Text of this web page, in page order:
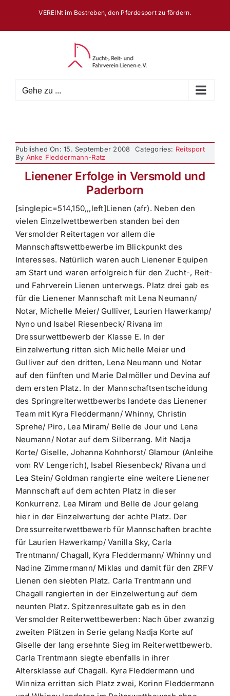
springen
VEREINt im Bestreben, den Pferdesport zu fördern.
Gehe zu ...
Published On: 15. September 2008 Categories: Reitsport
By Anke Fleddermann-Ratz
Lienener Erfolge in Versmold und
Paderborn
[singlepic=514,150,,,left]Lienen (afr). Neben den
vielen Einzelwettbewerben standen bei den
Versmolder Reitertagen vor allem die
Mannschaftswettbewerbe im Blickpunkt des
Interesses. Natürlich waren auch Lienener Equipen
am Start und waren erfolgreich für den Zucht-, Reit-
und Fahrverein Lienen unterwegs. Platz drei gab es
für die Lienener Mannschaft mit Lena Neumann/
Notar, Michelle Meier/ Gulliver, Laurien Hawerkamp/
Nyno und Isabel Riesenbeck/ Rivana im
Dressurwettbewerb der Klasse E. In der
Einzelwertung ritten sich Michelle Meier und
Gulliver auf den dritten, Lena Neumann und Notar
auf den fünften und Marie Dalmöller und Devina auf
dem ersten Platz. In der Mannschaftsentscheidung
des Springreiterwettbewerbs landete das Lienener
Team mit Kyra Fleddermann/ Whinny, Christin
Sprehe/ Piro, Lea Miram/ Belle de Jour und Lena
Neumann/ Notar auf dem Silberrang. Mit Nadja
Korte/ Giselle, Johanna Kohnhorst/ Glamour (Anleihe
vom RV Lengerich), Isabel Riesenbeck/ Rivana und
Lea Stein/ Goldman rangierte eine weitere Lienener
Mannschaft auf dem achten Platz in dieser
Konkurrenz. Lea Miram und Belle de Jour gelang
hier in der Einzelwertung der achte Platz. Der
Dressurreiterwettbewerb für Mannschaften brachte
für Laurien Hawerkamp/ Vanilla Sky, Carla
Trentmann/ Chagall, Kyra Fleddermann/ Whinny und
Nadine Zimmermann/ Miklas und damit für den ZRFV
Lienen den siebten Platz. Carla Trentmann und
Chagall rangierten in der Einzelwertung auf dem
neunten Platz. Spitzenresultate gab es in den
Versmolder Reiterwettbewerben: Nach über zwanzig
zweiten Plätzen in Serie gelang Nadja Korte auf
Giselle der lang ersehnte Sieg im Reiterwettbewerb.
Carla Trentmann siegte ebenfalls in ihrer
Altersklasse auf Chagall. Kyra Fleddermann und
Winniza erritten sich Platz zwei, Korinn Fleddermann